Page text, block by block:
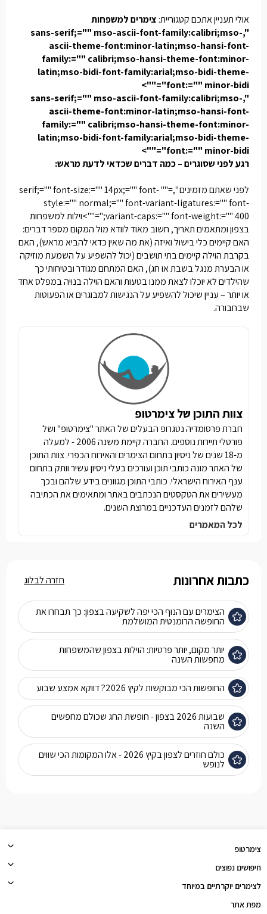
אולי תעניין אתכם קטגוריית: צימרים למשפחות
",sans-serif;="" mso-ascii-font-family:calibri;mso-
ascii-theme-font:minor-latin;mso-hansi-font-
family:="" calibri;mso-hansi-theme-font:minor-
latin;mso-bidi-font-family:arial;mso-bidi-theme-
font:="" minor-bidi"="">
",sans-serif;="" mso-ascii-font-family:calibri;mso-
ascii-theme-font:minor-latin;mso-hansi-font-
family:="" calibri;mso-hansi-theme-font:minor-
latin;mso-bidi-font-family:arial;mso-bidi-theme-
font:="" minor-bidi"="">
רגע לפני שסוגרים – כמה דברים שכדאי לדעת מראש:
לפני שאתם מזמינים
",="" serif;="" font-size:="" 14px;="" font-
style:="" normal;="" font-variant-ligatures:="" font-
variant-caps:="" font-weight:="" 400;"="">וילות למשפחות
בצפוןומתאמים תאריך, חשוב מאוד לוודא מול המקום מספר דברים:
האם קיימים כלי בישול ואיזה (את מה שאין כדאי להביא מראש), האם
בקרבת הוילה קיימים בתי תושבים (יכול להשפיע על השמעת מוזיקה
או הבערת מנגל בשבת או חג), האם המתחם מגודר ובטיחותי כך
שהילדים לא יוכלו לצאת ממנו בטעות והאם הוילה בנויה במפלס אחד
או יותר – עניין שיכול להשפיע על הנגישות למבוגרים או הפעוטות
שבחבורה.
צוות התוכן של צימרטופ
חברת פרסומדיה נטגרופ הבעלים של האתר "צימרטופ" ושל
פורטלי תיירות נוספים. החברה קיימת משנה 2006 - למעלה
מ-18 שנים של ניסיון בתחום הצימרים והאירוח הכפרי. צוות התוכן
של האתר מונה כותבי תוכן ועורכים בעלי ניסיון עשיר וותק בתחום
ענף האירוח הישראלי. כותבי התוכן מגוונים בידע שלהם ובכך
מעשירים את הטקסטים הנכתבים באתר ומתאימים את הכתיבה
שלהם לזמנים העדכניים במרוצת השנים.
לכל המאמרים
כתבות אחרונות
הצימרים עם הנוף הכי יפה לשקיעה בצפון: כך תבחרו את
החופשה הרומנטית המושלמת
יותר מקום, יותר פרטיות: הוילות בצפון שהמשפחות
מחפשות השנה
החופשות הכי מבוקשות לקיץ 2026? דווקא אמצע שבוע
שבועות 2026 בצפון - חופשת החג שכולם מחפשים
השנה
כולם חוזרים לצפון בקיץ 2026 - אלו המקומות הכי שווים
לנופש
חזרה לבלוג
צימרטופ
חיפושים נפוצים
לצימרים יוקרתיים במיוחד
מפת אתר